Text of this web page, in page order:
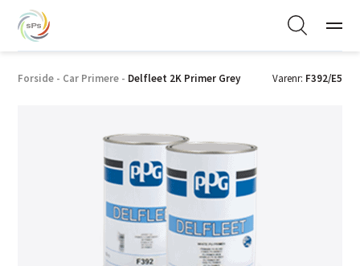
Forside - Car Primere - Delfleet 2K Primer Grey Varenr: F392/E5